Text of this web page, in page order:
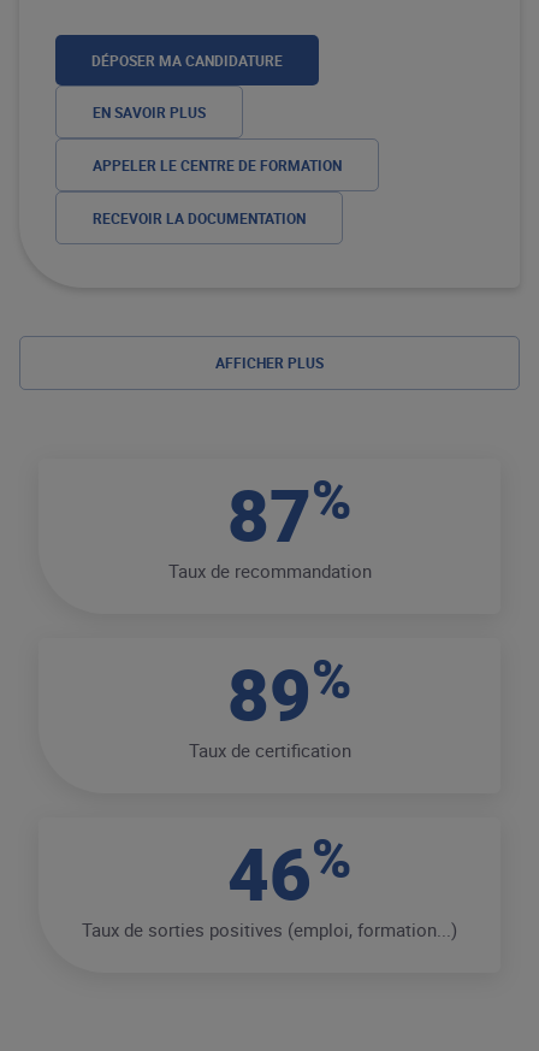
DÉPOSER MA CANDIDATURE
EN SAVOIR PLUS
APPELER LE CENTRE DE FORMATION
RECEVOIR LA DOCUMENTATION
AFFICHER PLUS
87%
Taux de recommandation
89%
Taux de certification
46%
Taux de sorties positives (emploi, formation...)